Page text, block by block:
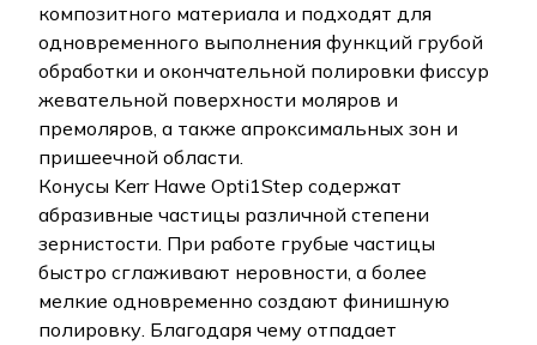
композитного материала и подходят для
одновременного выполнения функций грубой
обработки и окончательной полировки фиссур
жевательной поверхности моляров и
премоляров, а также апроксимальных зон и
пришеечной области.
Конусы Kerr Hawe Opti1Step содержат
абразивные частицы различной степени
зернистости. При работе грубые частицы
быстро сглаживают неровности, а более
мелкие одновременно создают финишную
полировку. Благодаря чему отпадает